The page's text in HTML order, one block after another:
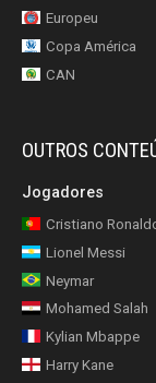
Europeu
Copa América
CAN
OUTROS
Jogadores
Cristiano
Lionel Messi
Neymar
Mohamed Salah
Kylian Mbappe
Harry Kane